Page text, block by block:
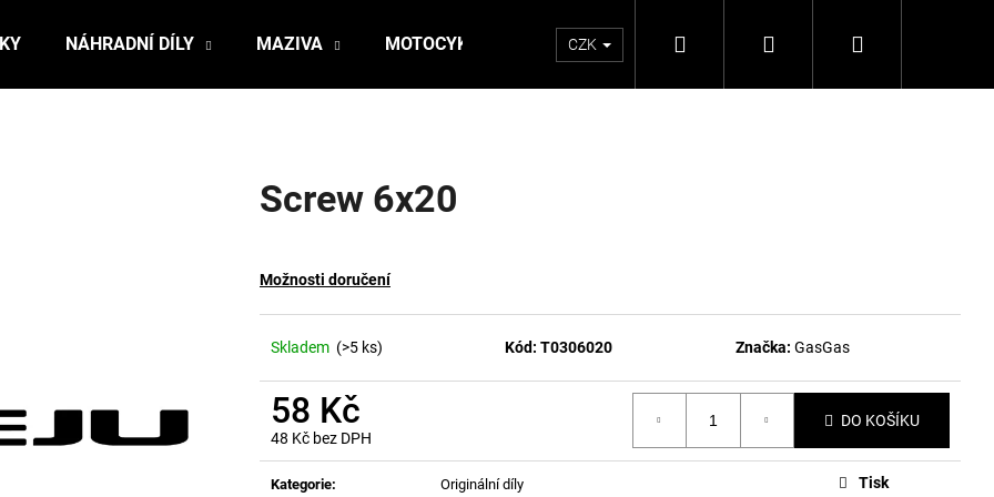
NÁHRADNÍ DÍLY MAZIVA MOTOCYKLY CZK Hledat PřihlášeníNákupní
Screw 6x20
Možnosti doručení
Skladem (>5 ks) Kód: T0306020 Značka: GasGas
58 Kč
48 Kč bez DPH
Měrná
cena:
DO KOŠÍKU
Kategorie:
Originální díly
Tisk
HLEDAT